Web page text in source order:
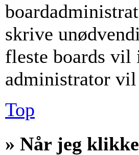
skrive
fleste boards vil
administrator
Top
» Når jeg